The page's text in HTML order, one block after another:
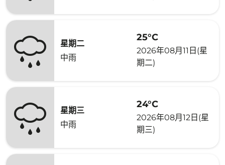
星期二
中雨
25°C
2026年08月11日(星
期二)
星期三
中雨
24°C
2026年08月12日(星
期三)